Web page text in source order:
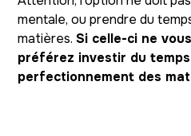
mentale, ou prendre du
matières.Si celle-ci ne
préférez investir du
perfectionnement des